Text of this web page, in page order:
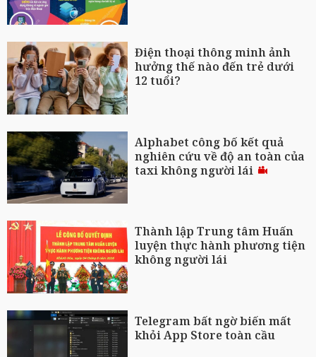
Điện thoại thông minh ảnh
hưởng thế nào đến trẻ dưới
12 tuổi?
Alphabet công bố kết quả
nghiên cứu về độ an toàn của
taxi không người lái
Thành lập Trung tâm Huấn
luyện thực hành phương tiện
không người lái
Telegram bất ngờ biến mất
khỏi App Store toàn cầu